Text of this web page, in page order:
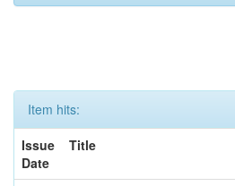
Item hits:
Issue
Date
Title